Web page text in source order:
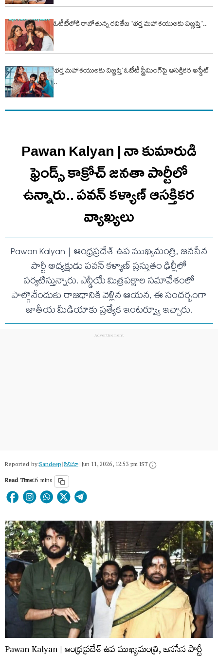
ఓటీటీలోకి రాబోతున్న రవితేజ “భర్త మహాశయులకు విజ్ఞప్తి”..
‘భర్త మహాశయులకు విజ్ఞప్తి’ ఓటీటీ స్ట్రీమింగ్‌పై ఆసక్తికర అప్డేట్
..
Pawan Kalyan | నా కుమారుడి
ఫ్రెండ్స్ కాక్రోచ్ జనతా పార్టీలో
ఉన్నారు.. ప‌వ‌న్ క‌ళ్యాణ్ ఆసక్తిక‌ర
వ్యాఖ్య‌లు
Pawan Kalyan | ఆంధ్రప్రదేశ్ ఉప ముఖ్యమంత్రి, జనసేన
పార్టీ అధ్యక్షుడు పవన్ కళ్యాణ్ ప్రస్తుతం ఢిల్లీలో
పర్యటిస్తున్నారు. ఎన్డీయే మిత్రపక్షాల సమావేశంలో
పాల్గొనేందుకు రాజధానికి వెళ్లిన ఆయన, ఈ సందర్భంగా
జాతీయ మీడియాకు ప్రత్యేక ఇంటర్వ్యూ ఇచ్చారు.
Reported by:Sandeep|సినిమా|Jun 11, 2026, 12:53 pm IST
Read Time:6 mins
Pawan Kalyan | ఆంధ్రప్రదేశ్ ఉప ముఖ్యమంత్రి, జనసేన పార్టీ